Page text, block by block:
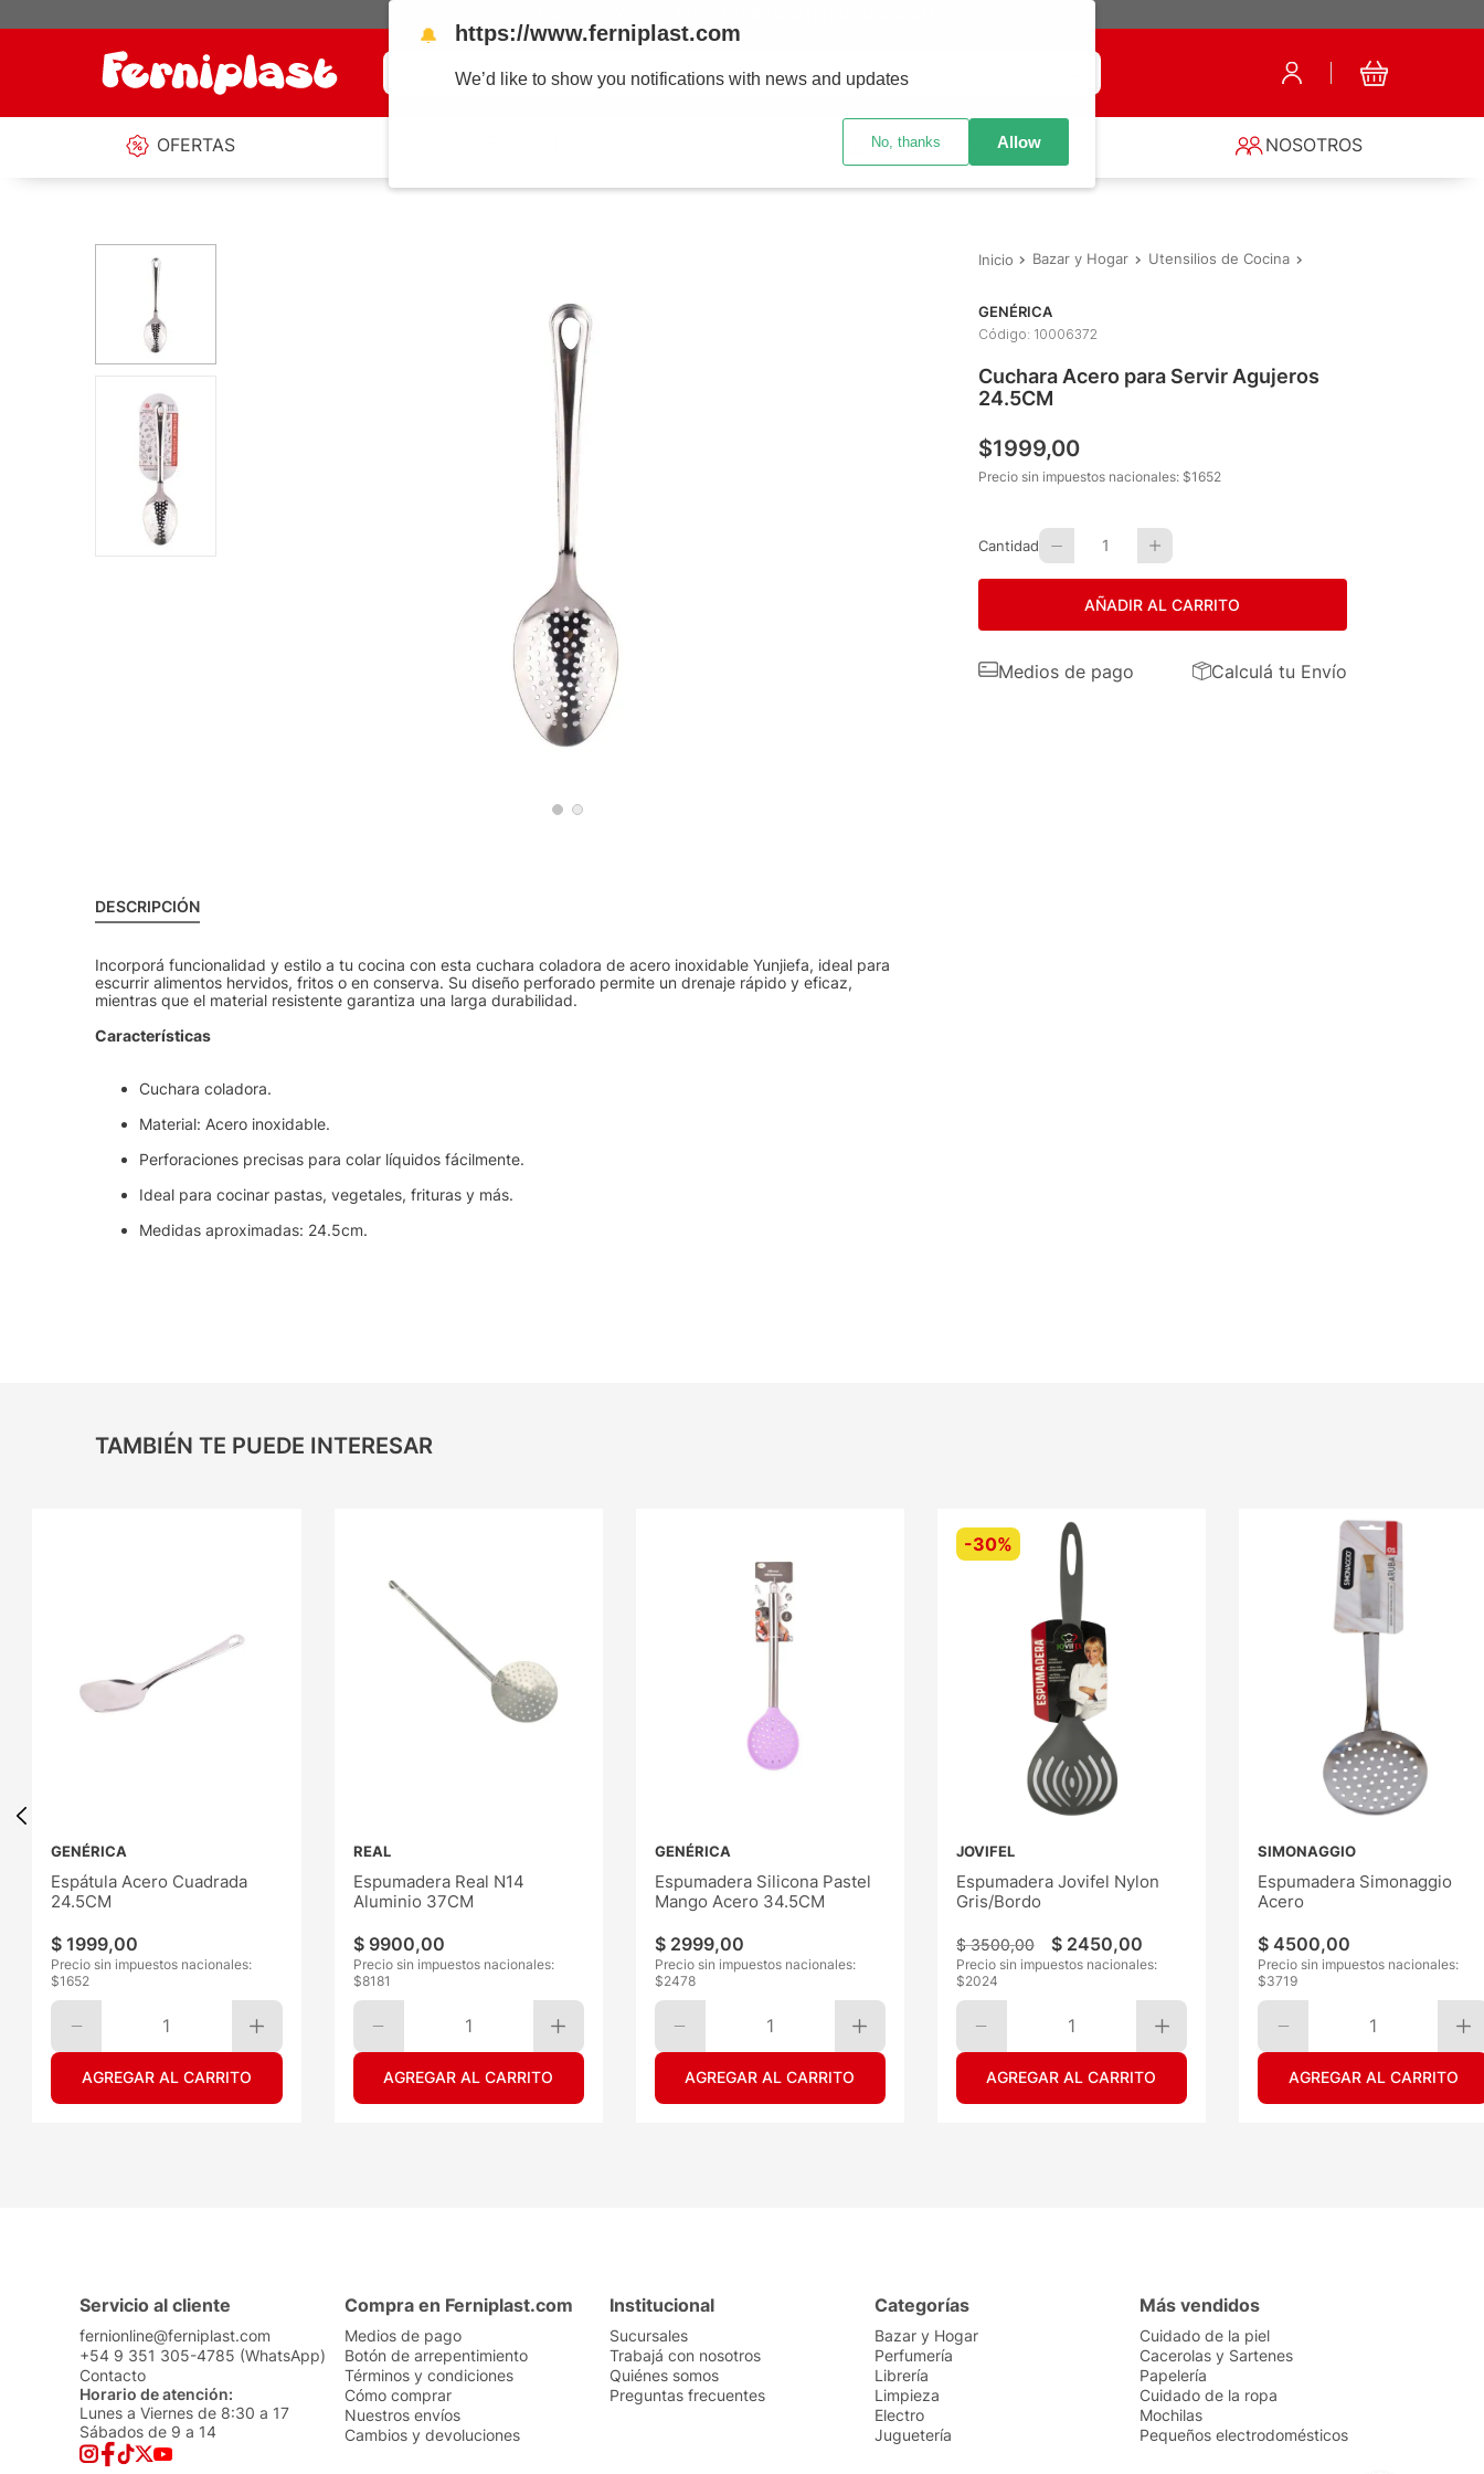
¿Qué estás buscando?
OFERTAS SUCURSALES NOSOTROS
DESCRIPCIÓN
Incorporá funcionalidad y estilo a tu cocina con esta cuchara coladora de acero inoxidable Yunjiefa, ideal para
escurrir alimentos hervidos, fritos o en conserva. Su diseño perforado permite un drenaje rápido y eficaz,
mientras que el material resistente garantiza una larga durabilidad.
Características
Cuchara coladora.
Material: Acero inoxidable.
Perforaciones precisas para colar líquidos fácilmente.
Ideal para cocinar pastas, vegetales, frituras y más.
Medidas aproximadas: 24.5cm.
Bazar y Hogar Utensilios de Cocina
GENÉRICA
Código: 10006372
Cuchara Acero para Servir Agujeros
24.5CM
$1999,00
Precio sin impuestos nacionales: $1652
Cantidad 1
AÑADIR AL CARRITO
Medios de pago Calculá tu Envío
TAMBIÉN TE PUEDE INTERESAR
GENÉRICA
Espátula Acero Cuadrada
24.5CM
$ 1999,00
Precio sin impuestos nacionales:
$1652
1
AGREGAR AL CARRITO
REAL
Espumadera Real N14
Aluminio 37CM
$ 9900,00
Precio sin impuestos nacionales:
$8181
1
AGREGAR AL CARRITO
GENÉRICA
Espumadera Silicona Pastel
Mango Acero 34.5CM
$ 2999,00
Precio sin impuestos nacionales:
$2478
1
AGREGAR AL CARRITO
-30%
JOVIFEL
Espumadera Jovifel Nylon
Gris/Bordo
$ 3500,00 $ 2450,00
Precio sin impuestos nacionales:
$2024
1
AGREGAR AL CARRITO
SIMONAGGIO
Espumadera Simonaggio
Acero
$ 4500,00
Precio sin impuestos nacionales:
$3719
1
AGREGAR AL CARRITO
Servicio al cliente
fernionline@ferniplast.com
+54 9 351 305-4785 (WhatsApp)
Contacto
Horario de atención:
Lunes a Viernes de 8:30 a 17
Sábados de 9 a 14
Compra en Ferniplast.com
Medios de pago
Botón de arrepentimiento
Términos y condiciones
Cómo comprar
Nuestros envíos
Cambios y devoluciones
Institucional
Sucursales
Trabajá con nosotros
Quiénes somos
Preguntas frecuentes
Categorías
Bazar y Hogar
Perfumería
Librería
Limpieza
Electro
Juguetería
Más vendidos
Cuidado de la piel
Cacerolas y Sartenes
Papelería
Cuidado de la ropa
Mochilas
Pequeños electrodomésticos
🔔 https://www.ferniplast.com
We’d like to show you notifications with news and updates
No, thanks Allow